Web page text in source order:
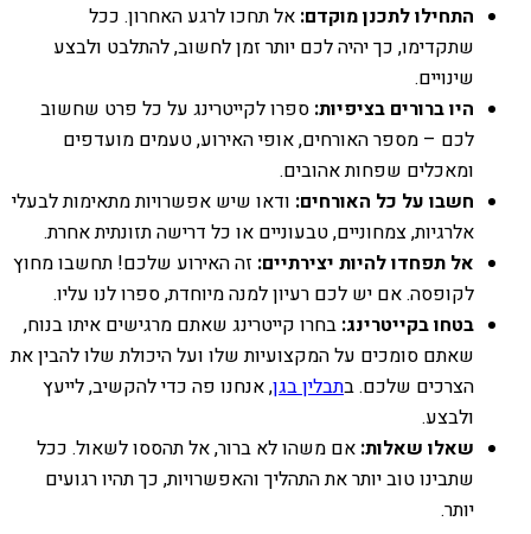
התחילו לתכנן מוקדם: אל תחכו לרגע האחרון. ככל
שתקדימו, כך יהיה לכם יותר זמן לחשוב, להתלבט ולבצע
שינויים.
היו ברורים בציפיות: ספרו לקייטרינג על כל פרט שחשוב
לכם – מספר האורחים, אופי האירוע, טעמים מועדפים
ומאכלים שפחות אהובים.
חשבו על כל האורחים: ודאו שיש אפשרויות מתאימות לבעלי
אלרגיות, צמחוניים, טבעוניים או כל דרישה תזונתית אחרת.
אל תפחדו להיות יצירתיים: זה האירוע שלכם! תחשבו מחוץ
לקופסה. אם יש לכם רעיון למנה מיוחדת, ספרו לנו עליו.
בטחו בקייטרינג: בחרו קייטרינג שאתם מרגישים איתו בנוח,
שאתם סומכים על המקצועיות שלו ועל היכולת שלו להבין את
הצרכים שלכם. בתבלין בגן, אנחנו פה כדי להקשיב, לייעץ
ולבצע.
שאלו שאלות: אם משהו לא ברור, אל תהססו לשאול. ככל
שתבינו טוב יותר את התהליך והאפשרויות, כך תהיו רגועים
יותר.